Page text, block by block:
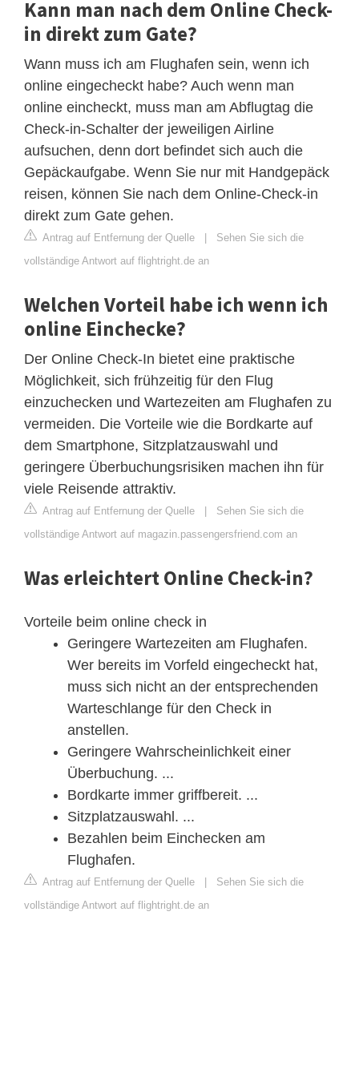
Kann man nach dem Online Check-
in direkt zum Gate?
Wann muss ich am Flughafen sein, wenn ich
online eingecheckt habe? Auch wenn man
online eincheckt, muss man am Abflugtag die
Check-in-Schalter der jeweiligen Airline
aufsuchen, denn dort befindet sich auch die
Gepäckaufgabe. Wenn Sie nur mit Handgepäck
reisen, können Sie nach dem Online-Check-in
direkt zum Gate gehen.
Antrag auf Entfernung der Quelle | Sehen Sie sich die
vollständige Antwort auf flightright.de an
Welchen Vorteil habe ich wenn ich
online Einchecke?
Der Online Check-In bietet eine praktische
Möglichkeit, sich frühzeitig für den Flug
einzuchecken und Wartezeiten am Flughafen zu
vermeiden. Die Vorteile wie die Bordkarte auf
dem Smartphone, Sitzplatzauswahl und
geringere Überbuchungsrisiken machen ihn für
viele Reisende attraktiv.
Antrag auf Entfernung der Quelle | Sehen Sie sich die
vollständige Antwort auf magazin.passengersfriend.com an
Was erleichtert Online Check-in?
Vorteile beim online check in
Geringere Wartezeiten am Flughafen.
Wer bereits im Vorfeld eingecheckt hat,
muss sich nicht an der entsprechenden
Warteschlange für den Check in
anstellen.
Geringere Wahrscheinlichkeit einer
Überbuchung. ...
Bordkarte immer griffbereit. ...
Sitzplatzauswahl. ...
Bezahlen beim Einchecken am
Flughafen.
Antrag auf Entfernung der Quelle | Sehen Sie sich die
vollständige Antwort auf flightright.de an